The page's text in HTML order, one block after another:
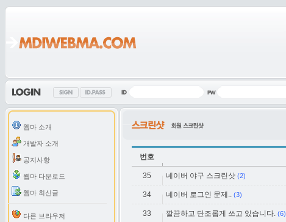
웹마 소개
개발자 소개
공지사항
웹마 다운로드
웹마 최신글
다른 브라우저
번호
35 네이버 야구 스크린샷 (2)
34 네이버 로그인 문제.. (3)
33 깔끔하고 단조롭게 쓰고 있습니다. (6)